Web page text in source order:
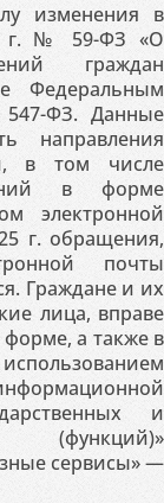
изменения в
г. № 59-ФЗ «О
граждан
Федеральным
ФЗ. Данные
направления
в том числе
в форме
электронной
г. обращения,
почты
Граждане и их
лица, вправе
а также в
и
сервисы» —